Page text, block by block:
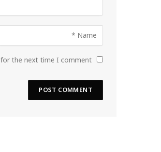
the next time I comment.